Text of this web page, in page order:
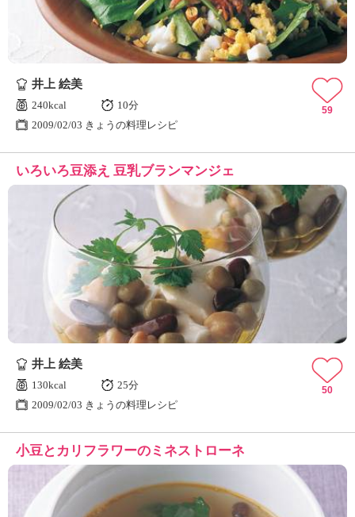
井上 絵美
240kcal
10分
2009/02/03 きょうの料理レシピ
59
いろいろ豆添え 豆乳ブランマンジェ
井上 絵美
130kcal
25分
2009/02/03 きょうの料理レシピ
50
小豆とカリフラワーのミネストローネ